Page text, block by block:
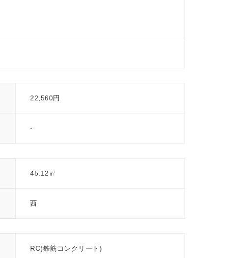
22,560円
-
45.12㎡
西
RC(鉄筋コンクリート)